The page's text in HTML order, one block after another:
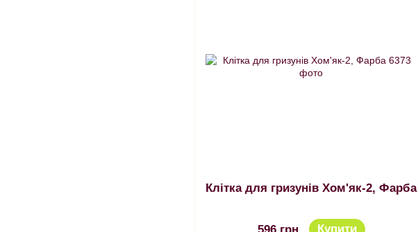
Клітка для гризунів Хом'як-2, Фарба
Купити